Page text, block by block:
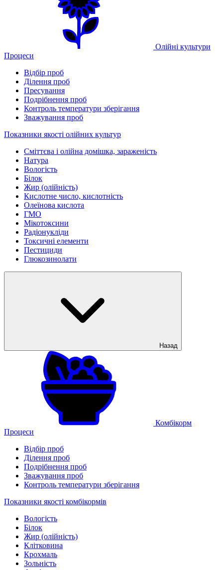
Олійні культури
Процеси
Відбір проб
Ділення проб
Пресування
Подрібнення проб
Контроль температури зберігання
Зважування проб
Показники якості олійних культур
Сміттєва і олійна домішка, зараженість
Натура
Вологість
Білок
Жир (олійність)
Кислотне число, кислотність
Олеїнова кислота
ГМО
Мікотоксини
Радіонукліди
Токсичні елементи
Пестициди
Глюкозинолати
Назад
Комбікорм
Процеси
Відбір проб
Ділення проб
Подрібнення проб
Зважування проб
Контроль температури зберігання
Показники якості комбікормів
Вологість
Білок
Жир (олійність)
Клітковина
Крохмаль
Зольність